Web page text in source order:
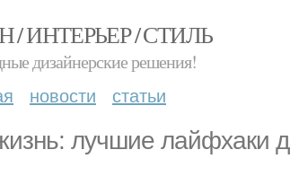
/ ИНТЕРЬЕР / СТИЛЬ
дизайнерские решения!
новости статьи
лучшие лайфхаки